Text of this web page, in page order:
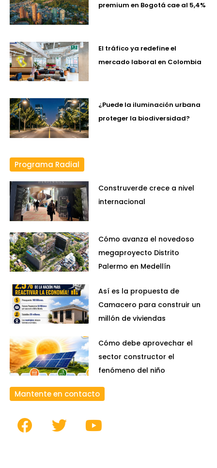
premium en Bogotá cae al 5,4%
El tráfico ya redefine el
mercado laboral en Colombia
¿Puede la iluminación urbana
proteger la biodiversidad?
Programa Radial
Construverde crece a nivel
internacional
Cómo avanza el novedoso
megaproyecto Distrito
Palermo en Medellín
Así es la propuesta de
Camacero para construir un
millón de viviendas
Cómo debe aprovechar el
sector constructor el
fenómeno del niño
Mantente en contacto